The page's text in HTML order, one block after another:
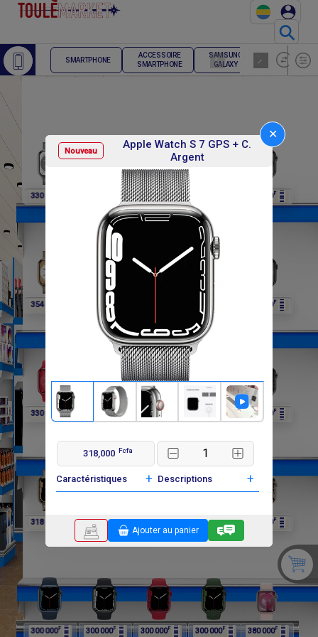
⚲
Nouveau
Apple Watch S 7 GPS + C.
Argent
✕
318,000 Fcfa
Caractéristiques + Descriptions +
Ajouter au panier
SMARTPHONE
ACCESSOIRE
SMARTPHONE
SAMSUNG
GALAXY
TELEPHONE
FIXE
330 000 330 000F 330 000F
354 000 354 000 F 354 000 354 000F
330 000F 318 000F 318 000 318 000 318 000F
318 000 318 000 F F 318 000F 300 000F
300 000F 300 000F 300 000F 300 000F 380 000F